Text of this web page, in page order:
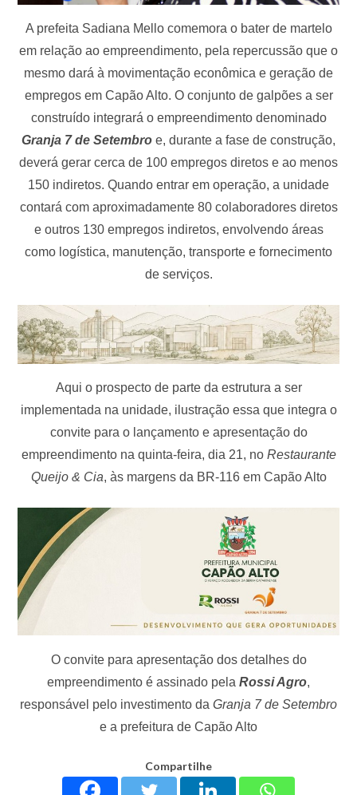
A prefeita Sadiana Mello comemora o bater de martelo
em relação ao empreendimento, pela repercussão que o
mesmo dará à movimentação econômica e geração de
empregos em Capão Alto. O conjunto de galpões a ser
construído integrará o empreendimento denominado
Granja 7 de Setembro e, durante a fase de construção,
deverá gerar cerca de 100 empregos diretos e ao menos
150 indiretos. Quando entrar em operação, a unidade
contará com aproximadamente 80 colaboradores diretos
e outros 130 empregos indiretos, envolvendo áreas
como logística, manutenção, transporte e fornecimento
de serviços.
Aqui o prospecto de parte da estrutura a ser
implementada na unidade, ilustração essa que integra o
convite para o lançamento e apresentação do
empreendimento na quinta-feira, dia 21, no Restaurante
Queijo & Cia, às margens da BR-116 em Capão Alto
O convite para apresentação dos detalhes do
empreendimento é assinado pela Rossi Agro,
responsável pelo investimento da Granja 7 de Setembro
e a prefeitura de Capão Alto
Compartilhe